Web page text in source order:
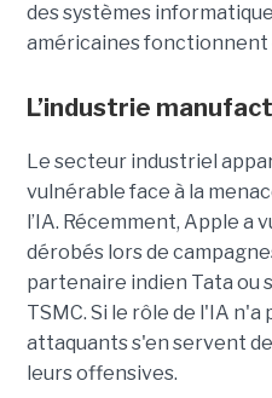
des systèmes
américaines fonctionnent
L’industrie
Le secteur industriel
vulnérable face à la
l’IA. Récemment, Apple a
dérobés lors de
partenaire indien Tata ou
TSMC. Si le rôle de l'IA
attaquants s'en servent
leurs offensives.